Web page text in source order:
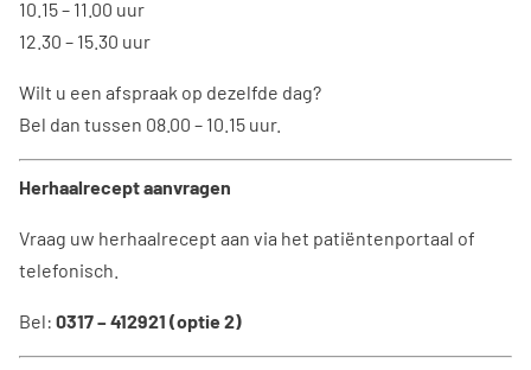
10.15 – 11.00 uur
12.30 – 15.30 uur
Wilt u een afspraak op dezelfde dag?
Bel dan tussen 08.00 – 10.15 uur.
Herhaalrecept aanvragen
Vraag uw herhaalrecept aan via het patiëntenportaal of
telefonisch.
Bel: 0317 – 412921 (optie 2)